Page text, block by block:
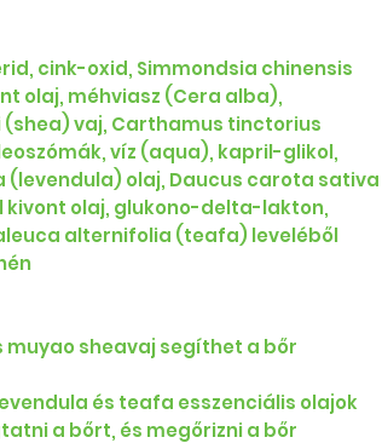
cink-oxid, Simmondsia chinensis
olaj, méhviasz (Cera alba),
vaj, Carthamus tinctorius
víz (aqua), kapril-glikol,
(levendula) olaj, Daucus carota sativa
olaj, glukono-delta-lakton,
alternifolia (teafa) leveléből
sheavaj segíthet a bőr
és teafa esszenciális olajok
a bőrt, és megőrizni a bőr